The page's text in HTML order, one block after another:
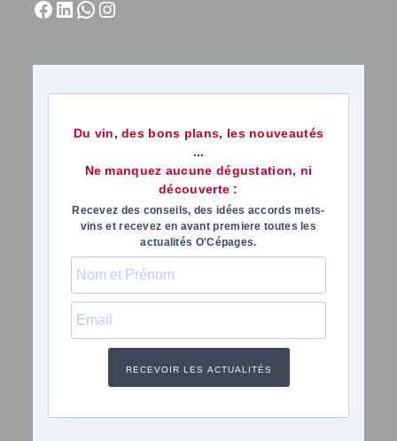
Du vin, des bons plans, les nouveautés
...
Ne manquez aucune dégustation, ni
découverte :
Recevez des conseils, des idées accords mets-
vins et recevez en avant premiere toutes les
actualités O'Cépages.
RECEVOIR LES ACTUALITÉS